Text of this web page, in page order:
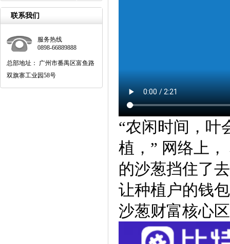
联系我们
服务热线
0898-66889888
总部地址： 广州市番禺区富鱼路
双旗寨工业园58号
“农闲时间，叶
植，” 网络上
的沙葱挡住了
让种植户的钱
沙葱财富核心